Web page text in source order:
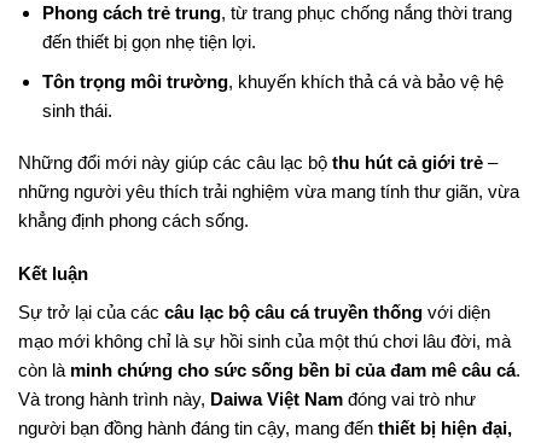
Phong cách trẻ trung, từ trang phục chống nắng thời trang
đến thiết bị gọn nhẹ tiện lợi.
Tôn trọng môi trường, khuyến khích thả cá và bảo vệ hệ
sinh thái.
Những đổi mới này giúp các câu lạc bộ thu hút cả giới trẻ –
những người yêu thích trải nghiệm vừa mang tính thư giãn, vừa
khẳng định phong cách sống.
Kết luận
Sự trở lại của các câu lạc bộ câu cá truyền thống với diện
mạo mới không chỉ là sự hồi sinh của một thú chơi lâu đời, mà
còn là minh chứng cho sức sống bền bỉ của đam mê câu cá.
Và trong hành trình này, Daiwa Việt Nam đóng vai trò như
người bạn đồng hành đáng tin cậy, mang đến thiết bị hiện đại,